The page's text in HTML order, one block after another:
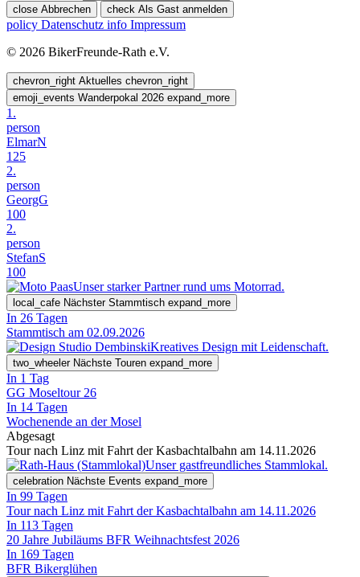
close Abbrechen check Als Gast anmelden
policy Datenschutz info Impressum
© 2026 BikerFreunde-Rath e.V.
chevron_right Aktuelles chevron_right
emoji_events Wanderpokal 2026 expand_more
1.
person
ElmarN
125
2.
person
GeorgG
100
2.
person
StefanS
100
Unser starker Partner rund ums Motorrad.
local_cafe Nächster Stammtisch expand_more
In 26 Tagen
Stammtisch am 02.09.2026
Kreatives Design mit Leidenschaft.
two_wheeler Nächste Touren expand_more
In 1 Tag
GG Moseltour 26
In 14 Tagen
Wochenende an der Mosel
Abgesagt
Tour nach Linz mit Fahrt der Kasbachtalbahn am 14.11.2026
Unser gastfreundliches Stammlokal.
celebration Nächste Events expand_more
In 99 Tagen
Tour nach Linz mit Fahrt der Kasbachtalbahn am 14.11.2026
In 113 Tagen
20 Jahre Jubiläums BFR Weihnachtsfest 2026
In 169 Tagen
BFR Bikerglühen